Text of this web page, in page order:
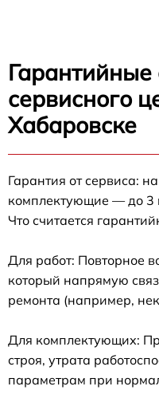
Гарантийные
сервисного
Хабаровске
Гарантия от сервиса:
комплектующие — до 3
Что считается
Для работ: Повторное
который напрямую
ремонта (например,
Для комплектующих:
строя, утрата
параметрам при